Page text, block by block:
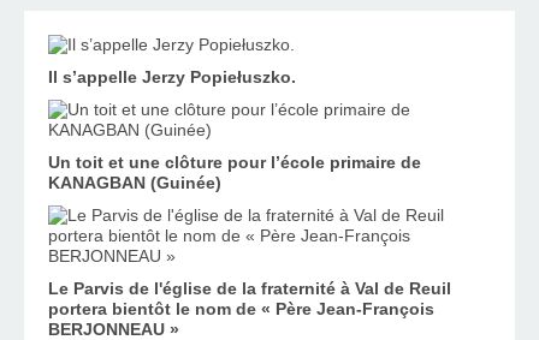
Il s’appelle Jerzy Popiełuszko.
Un toit et une clôture pour l’école primaire de
KANAGBAN (Guinée)
Le Parvis de l'église de la fraternité à Val de Reuil
portera bientôt le nom de « Père Jean-François
BERJONNEAU »